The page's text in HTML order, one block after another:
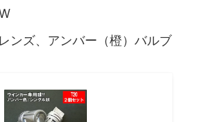
ンズ、アンバー（橙）バルブ